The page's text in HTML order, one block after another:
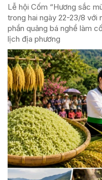
Lễ hội Cốm “Hương sắc
trong hai ngày 22-23/8 với
phần quảng bá nghề làm
lịch địa phương